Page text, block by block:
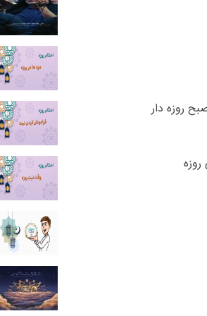
روزه دار